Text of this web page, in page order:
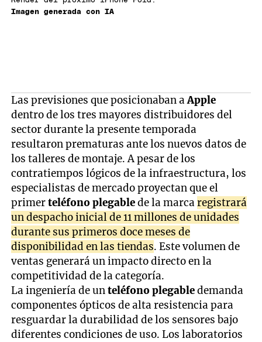
Imagen generada con IA
Las previsiones que posicionaban aApple
dentro de los tres mayores distribuidores del
sector durante la presente temporada
resultaron prematuras ante los nuevos datos de
los talleres de montaje. A pesar de los
contratiempos lógicos de la infraestructura, los
especialistas de mercado proyectan que el
primerteléfono plegablede la marcaregistrará
un despacho inicial de 11 millones de unidades
durante sus primeros doce meses de
disponibilidad en las tiendas. Este volumen de
ventas generará un impacto directo en la
competitividad de la categoría.
La ingeniería de unteléfono plegabledemanda
componentes ópticos de alta resistencia para
resguardar la durabilidad de los sensores bajo
diferentes condiciones de uso. Los laboratorios